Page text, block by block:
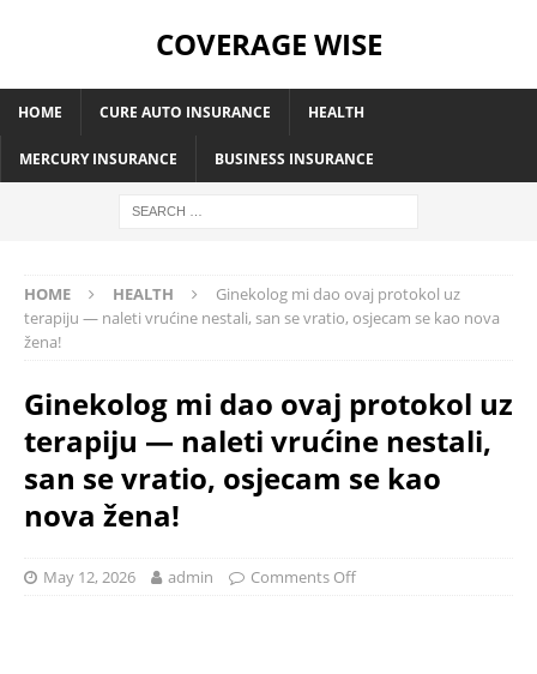
COVERAGE WISE
HOME CURE AUTO INSURANCE HEALTH
MERCURY INSURANCE BUSINESS INSURANCE
HOME HEALTH
Ginekolog mi dao ovaj protokol uz
terapiju — naleti vrućine nestali, san se vratio, osjecam se kao nova
žena!
Ginekolog mi dao ovaj protokol uz
terapiju — naleti vrućine nestali,
san se vratio, osjecam se kao
nova žena!
May 12, 2026 admin Comments Off